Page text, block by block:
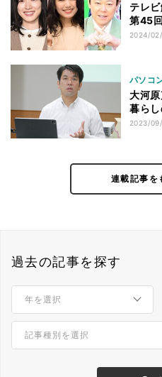
テレ
第45
You』
2024/
パソコ
大河
暮ら
社会
2023/
連載記事を
過去の記事を探す